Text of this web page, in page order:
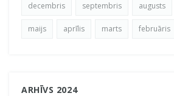
decembris septembris augusts
maijs aprīlis marts februāris
ARHĪVS 2024